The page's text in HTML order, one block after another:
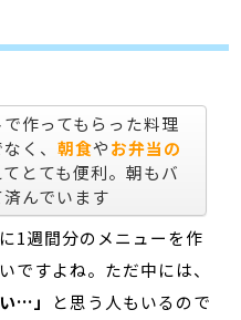
作ってもらった料理
なく、朝食やお弁当の
とても便利。朝もバ
んでいます
1週間分のメニューを作
ですよね。ただ中には、
…」
と思う人もいるので